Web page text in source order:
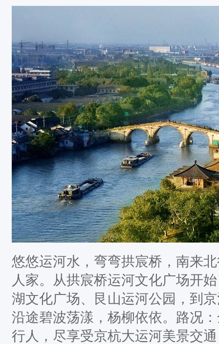
感不错。交通：83路，86路等线
即可，或骑公用自行车到拱合建
料，或出门有小店。综合评价
★★★★★交通：★★★★周边：
3KM
悠悠运河水，弯弯拱宸桥，南来
人家。从拱宸桥运河文化广场开
湖文化广场、艮山运河公园，到
沿途碧波荡漾，杨柳依依。路况
行人，尽享受京杭大运河美景交